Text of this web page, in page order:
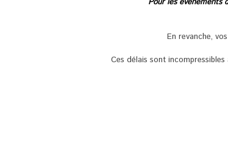
En revanche,
Ces délais sont